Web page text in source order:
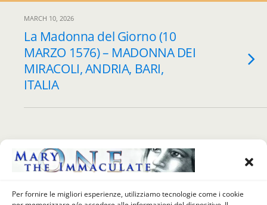
Per fornire le migliori esperienze, utilizziamo tecnologie come i cookie
MARCH 10, 2026
La Madonna del Giorno (10
MARZO 1576) – MADONNA DEI
MIRACOLI, ANDRIA, BARI,
ITALIA
Back to top
Mobile Desktop